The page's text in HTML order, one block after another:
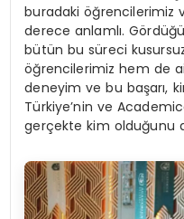
buradaki öğrencilerimiz
derece anlamlı.
bütün bu süreci
öğrencilerimiz hem de
deneyim ve bu başarı,
Türkiye’nin ve
gerçekte kim olduğunu